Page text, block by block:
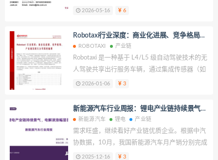
总部位于德州Starbase，是美国最主要的发射服
命是降低太空探索成本，实现人类多行星生存。
近年来，Space X与马斯克旗下其他公司深度协
同，目前公司业务已覆盖火箭发射服务、卫星制
造、应用终端、卫星互联网运营等，其完整商业
2026-05-16 6
Robotaxi行业深度：商业化进展、竞争格局、
产业链及相关公司深度梳理
ROBOTAXI 产业链
Robotaxi 是一种基于 L4/L5 级自动驾驶技术的无
人驾驶共享出行服务车辆，通过集成传感器（如
激光雷达、摄像头、雷达）、人工智能算法、高
下的完全自主驾驶，无需人类驾驶员干预，可为
用户提供按需呼叫、路线规划、自动停靠及费用
结算等功能的共享出行服务。智能驾驶技术从低
阶向高阶不断过渡，Robotaxi 是高阶智能驾驶最
2026-01-06 3
新能源汽车行业周报：锂电产业链持续景气，
电解液涨幅显著
新能源汽车 锂电 产业链
需求旺盛，继续看好产业链优质企业。根据中汽
协数据，10月，我国新能源汽车月产销分别完成
177.2万辆和171.5万辆，同比分别增长21.1%和
2025-12-16 3